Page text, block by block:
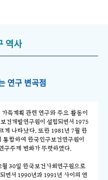
역사
연구 변곡점
족계획 관련 연구와 주요 활동이
건개발연구원이 설립되면서 1975
게 나타났다. 또한 1981년 7월 한
통합하여 한국인구보건연구원이
구주제 변화가 뚜렷하였다.
30일 한국보건사회연구원으로
면서 1990년과 1991년 사이의 연